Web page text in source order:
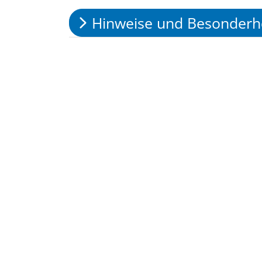
Hinweise und